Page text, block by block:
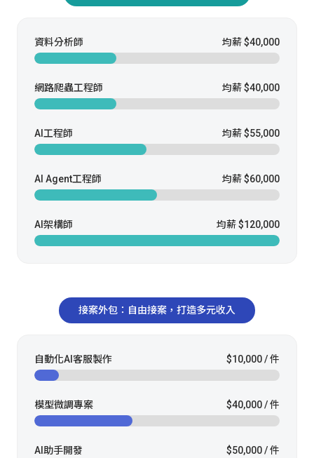
資料分析師 均薪 $40,000
網路爬蟲工程師 均薪 $40,000
AI工程師 均薪 $55,000
AI Agent工程師 均薪 $60,000
AI架構師 均薪 $120,000
接案外包：自由接案，打造多元收入
自動化AI客服製作 $10,000 / 件
模型微調專案 $40,000 / 件
AI助手開發 $50,000 / 件